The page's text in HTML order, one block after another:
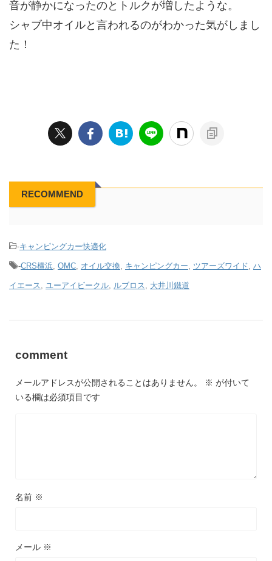
音が静かになったのとトルクが増したような。
シャブ中オイルと言われるのがわかった気がしまし
た！
RECOMMEND
-キャンピングカー快適化
-CRS横浜, OMC, オイル交換, キャンピングカー, ツアーズワイド, ハ
イエース, ユーアイビークル, ルブロス, 大井川鐵道
comment
メールアドレスが公開されることはありません。 ※ が付いて
いる欄は必須項目です
名前 ※
メール ※